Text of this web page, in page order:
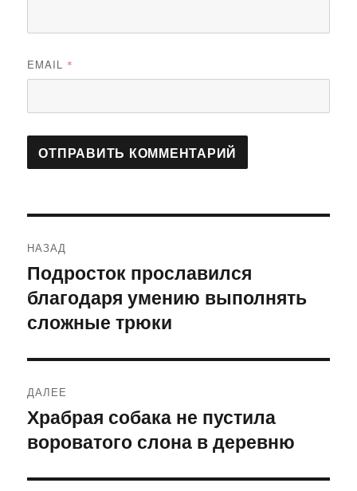
EMAIL *
по
записям
НАЗАД
Предыдущая
запись:
Подросток прославился
благодаря умению выполнять
сложные трюки
ДАЛЕЕ
Следующая
запись:
Храбрая собака не пустила
вороватого слона в деревню